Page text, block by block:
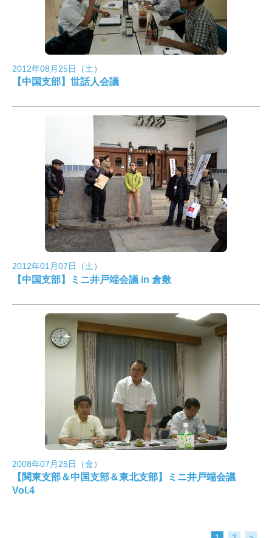
2012年08月25日（土）
【中国支部】世話人会議
2012年01月07日（土）
【中国支部】ミニ井戸端会議 in 倉敷
2008年07月25日（金）
【関東支部＆中国支部＆東北支部】ミニ井戸端会議
Vol.4